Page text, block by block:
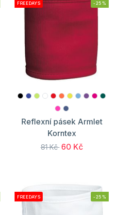
FREEDAYS -25%
Reflexní pásek Armlet
Korntex
81 Kč 60 Kč
FREEDAYS -25%